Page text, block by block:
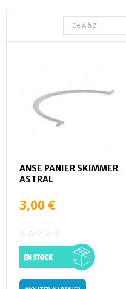
ANSE PANIER SKIMMER
ASTRAL
3,00 €